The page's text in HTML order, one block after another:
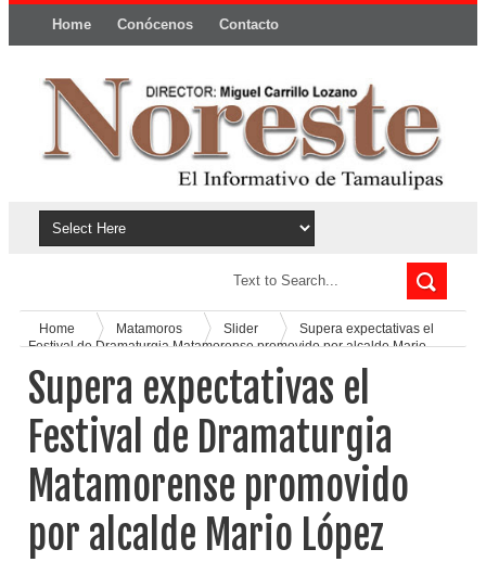
Home Conócenos Contacto
Home Matamoros Slider
Supera expectativas el
Festival de Dramaturgia Matamorense promovido por alcalde Mario
Supera expectativas el
Festival de Dramaturgia
Matamorense promovido
por alcalde Mario López